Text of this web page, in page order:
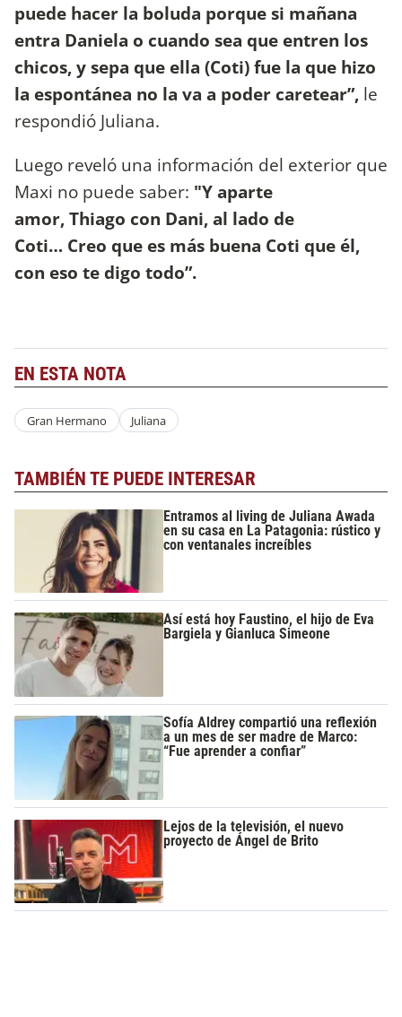
puede hacer la boluda porque si mañana
entra Daniela o cuando sea que entren los
chicos, y sepa que ella (Coti) fue la que hizo
la espontánea no la va a poder caretear”, le
respondió Juliana.
Luego reveló una información del exterior que
Maxi no puede saber: "Y aparte
amor, Thiago con Dani, al lado de
Coti… Creo que es más buena Coti que él,
con eso te digo todo”.
EN ESTA NOTA
Gran Hermano Juliana
TAMBIÉN TE PUEDE INTERESAR
Entramos al living de Juliana Awada
en su casa en La Patagonia: rústico y
con ventanales increíbles
Así está hoy Faustino, el hijo de Eva
Bargiela y Gianluca Simeone
Sofía Aldrey compartió una reflexión
a un mes de ser madre de Marco:
“Fue aprender a confiar”
Lejos de la televisión, el nuevo
proyecto de Ángel de Brito